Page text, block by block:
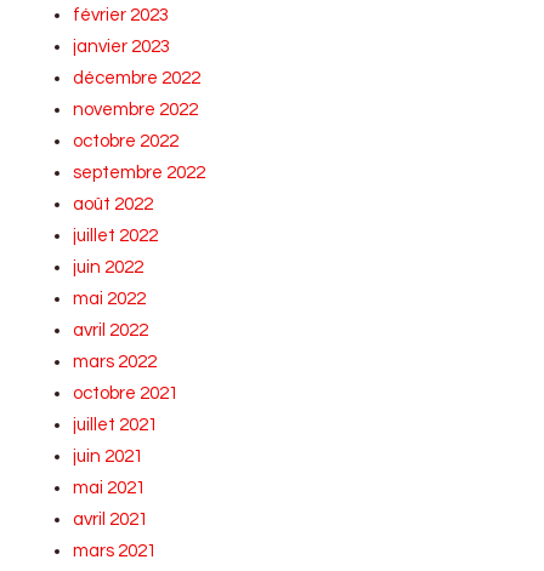
février 2023
janvier 2023
décembre 2022
novembre 2022
octobre 2022
septembre 2022
août 2022
juillet 2022
juin 2022
mai 2022
avril 2022
mars 2022
octobre 2021
juillet 2021
juin 2021
mai 2021
avril 2021
mars 2021